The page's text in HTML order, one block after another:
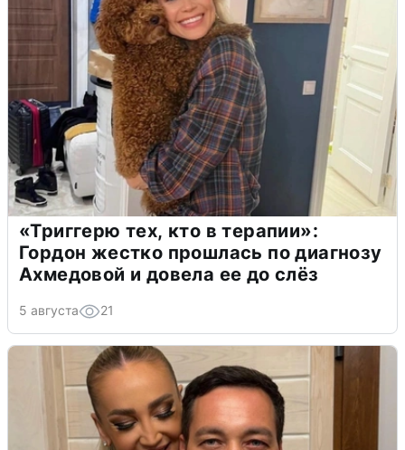
«Триггерю тех, кто в терапии»:
Гордон жестко прошлась по диагнозу
Ахмедовой и довела ее до слёз
5 августа 21